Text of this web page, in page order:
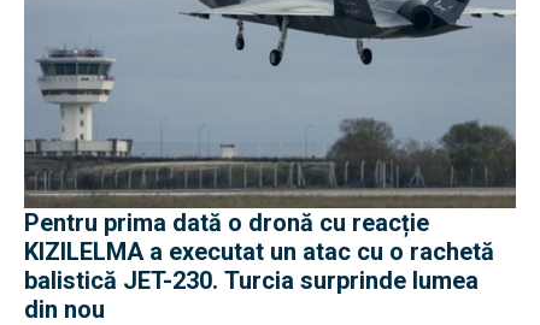
Pentru prima dată o dronă cu reacție
KIZILELMA a executat un atac cu o rachetă
balistică JET-230. Turcia surprinde lumea
din nou